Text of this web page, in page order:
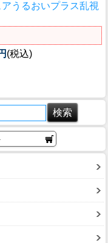
うるおいプラス乱視
(税込)